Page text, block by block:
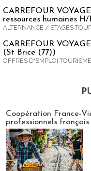
CARREFOUR
ressources humaines
ALTERNANCE / STAGES
CARREFOUR
(St Brice (77))
OFFRES D'EMPLOI TOURISME
Coopération France-
professionnels